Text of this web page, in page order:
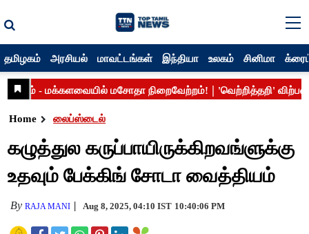
தமிழகம் அரசியல் மாவட்டங்கள் இந்தியா உலகம் சினிமா
Home லைப்ஸ்டைல்
கழுத்துல கருப்பாயிருக்கிறவங்ளுக்கு
உதவும் பேக்கிங் சோடா வைத்தியம்
ByRAJA MANI Aug 8, 2025, 04:10 IST 10:40:06 PM